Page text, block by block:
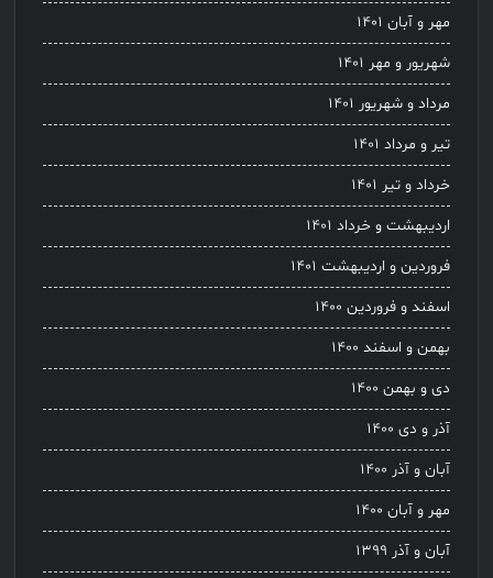
مهر و آبان ۱۴۰۱
شهریور و مهر ۱۴۰۱
مرداد و شهریور ۱۴۰۱
تیر و مرداد ۱۴۰۱
خرداد و تیر ۱۴۰۱
اردیبهشت و خرداد ۱۴۰۱
فروردین و اردیبهشت ۱۴۰۱
اسفند و فروردین ۱۴۰۰
بهمن و اسفند ۱۴۰۰
دی و بهمن ۱۴۰۰
آذر و دی ۱۴۰۰
آبان و آذر ۱۴۰۰
مهر و آبان ۱۴۰۰
آبان و آذر ۱۳۹۹